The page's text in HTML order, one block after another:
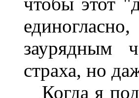
заурядным
страха, но
Когда я